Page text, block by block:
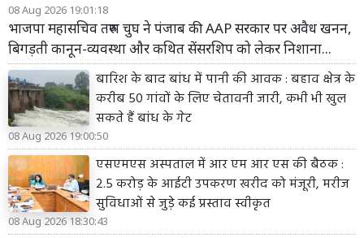
08 Aug 2026 19:01:18
भाजपा महासचिव तरुण चुघ ने पंजाब की AAP सरकार पर अवैध खनन,
बिगड़ती कानून-व्यवस्था और कथित सेंसरशिप को लेकर निशाना...
बारिश के बाद बांध में पानी की आवक : बहाव क्षेत्र के
करीब 50 गांवों के लिए चेतावनी जारी, कभी भी खुल
सकते हैं बांध के गेट
08 Aug 2026 19:00:50
एसएमएस अस्पताल में आर एम आर एस की बैठक :
2.5 करोड़ के आईटी उपकरण खरीद को मंजूरी, मरीज
सुविधाओं से जुड़े कई प्रस्ताव स्वीकृत
08 Aug 2026 18:30:43